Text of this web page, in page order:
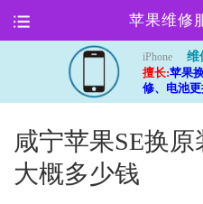
苹果维修
iPhone
维
擅长:苹果
修、电池
咸宁苹果SE换
大概多少钱